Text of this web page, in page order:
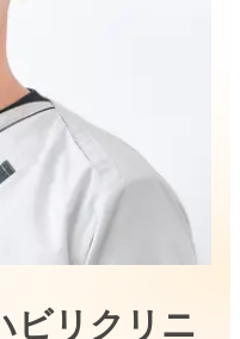
ビリクリニ